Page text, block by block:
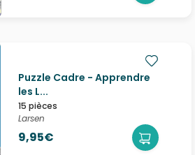
Puzzle Cadre - Apprendre
les L...
15 pièces
Larsen
9,95€